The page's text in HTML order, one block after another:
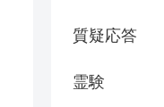
質疑応答
霊験